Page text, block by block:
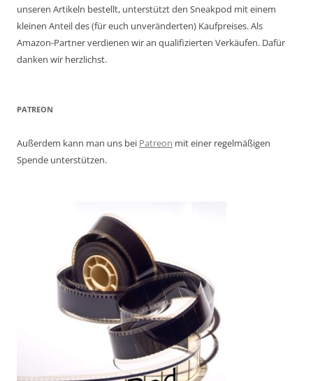
unseren Artikeln bestellt, unterstützt den Sneakpod mit einem
kleinen Anteil des (für euch unveränderten) Kaufpreises. Als
Amazon-Partner verdienen wir an qualifizierten Verkäufen. Dafür
danken wir herzlichst.
PATREON
Außerdem kann man uns bei Patreon mit einer regelmäßigen
Spende unterstützen.